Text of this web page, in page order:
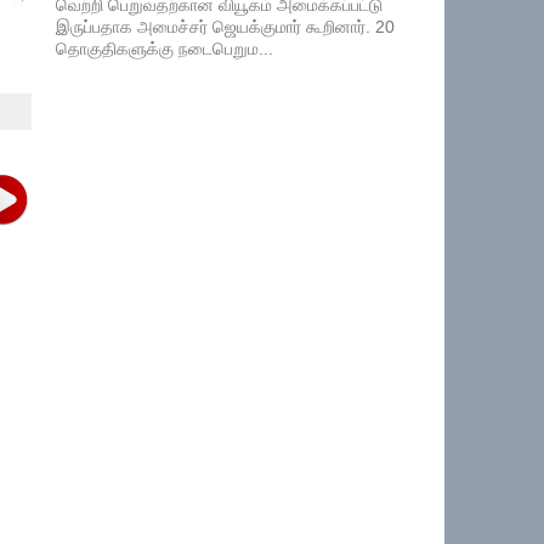
வெற்றி பெறுவதற்கான வியூகம் அமைக்கப்பட்டு
இருப்பதாக அமைச்சர் ஜெயக்குமார் கூறினார். 20
தொகுதிகளுக்கு நடைபெறும...